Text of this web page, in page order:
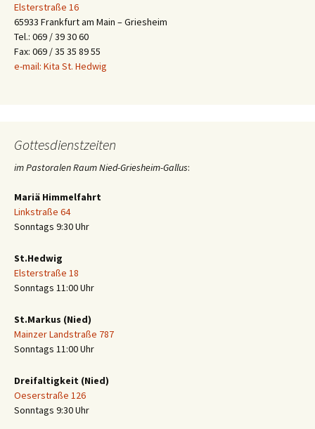
Elsterstraße 16
65933 Frankfurt am Main – Griesheim
Tel.: 069 / 39 30 60
Fax: 069 / 35 35 89 55
e-mail: Kita St. Hedwig
Gottesdienstzeiten
im Pastoralen Raum Nied-Griesheim-Gallus:
Mariä Himmelfahrt
Linkstraße 64
Sonntags 9:30 Uhr
St.Hedwig
Elsterstraße 18
Sonntags 11:00 Uhr
St.Markus (Nied)
Mainzer Landstraße 787
Sonntags 11:00 Uhr
Dreifaltigkeit (Nied)
Oeserstraße 126
Sonntags 9:30 Uhr